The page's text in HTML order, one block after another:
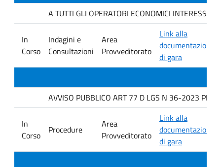
A TUTTI GLI OPERATORI ECONOMICI
In
Corso
Indagini e
Consultazioni
Area
Provveditorato
Link alla
documentazione
di gara
AVVISO PUBBLICO ART 77 D LGS N 36-2023 PER
In
Corso
Procedure
Area
Provveditorato
Link alla
documentazione
di gara